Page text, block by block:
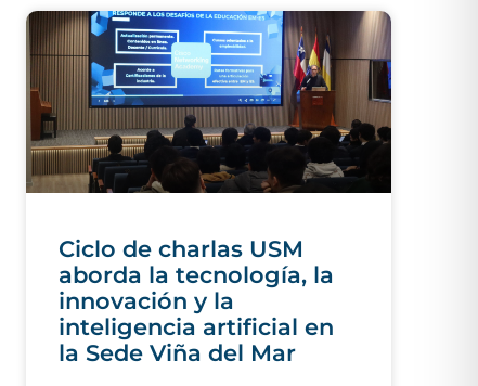
Ciclo de charlas USM
aborda la tecnología, la
innovación y la
inteligencia artificial en
la Sede Viña del Mar